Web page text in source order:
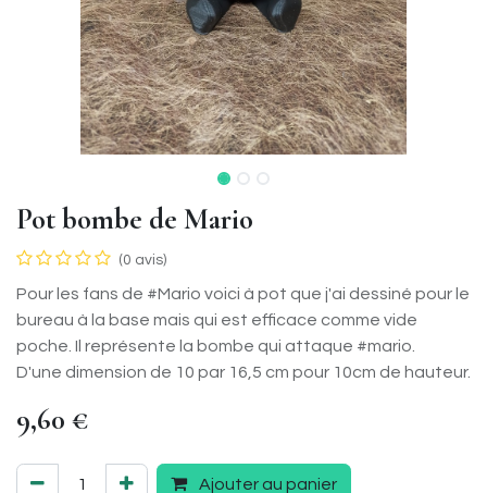
Pot bombe de Mario
(0 avis)
Pour les fans de #Mario voici à pot que j'ai dessiné pour le
bureau à la base mais qui est efficace comme vide
poche. Il représente la bombe qui attaque #mario.
D'une dimension de 10 par 16,5 cm pour 10cm de hauteur.
9,60 €
Ajouter au panier